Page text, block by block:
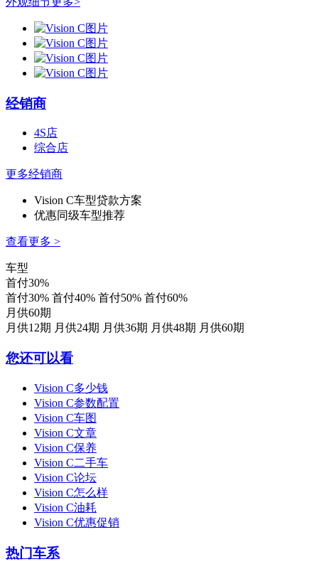
经销商
4S店
综合店
更多经销商
Vision C车型贷款方案
优惠同级车型推荐
查看更多 >
车型
首付30%
首付30% 首付40% 首付50% 首付60%
月供60期
月供12期 月供24期 月供36期 月供48期 月供60期
您还可以看
Vision C多少钱
Vision C参数配置
Vision C车图
Vision C文章
Vision C保养
Vision C二手车
Vision C论坛
Vision C怎么样
Vision C油耗
Vision C优惠促销
热门车系